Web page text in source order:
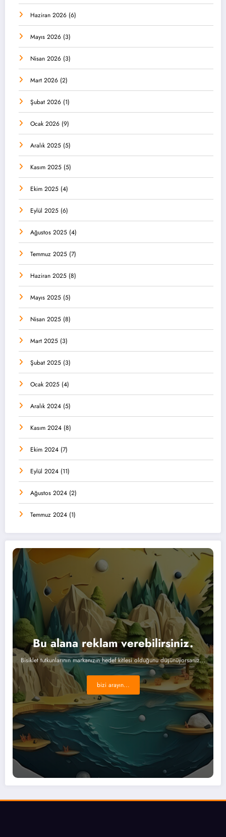
Haziran 2026 (6)
Mayıs 2026 (3)
Nisan 2026 (3)
Mart 2026 (2)
Şubat 2026 (1)
Ocak 2026 (9)
Aralık 2025 (5)
Kasım 2025 (5)
Ekim 2025 (4)
Eylül 2025 (6)
Ağustos 2025 (4)
Temmuz 2025 (7)
Haziran 2025 (8)
Mayıs 2025 (5)
Nisan 2025 (8)
Mart 2025 (3)
Şubat 2025 (3)
Ocak 2025 (4)
Aralık 2024 (5)
Kasım 2024 (8)
Ekim 2024 (7)
Eylül 2024 (11)
Ağustos 2024 (2)
Temmuz 2024 (1)
Bu alana reklam verebilirsiniz.
Bisiklet tutkunlarının markanızın hedef kitlesi olduğunu düşünüyorsanız...
bizi arayın...